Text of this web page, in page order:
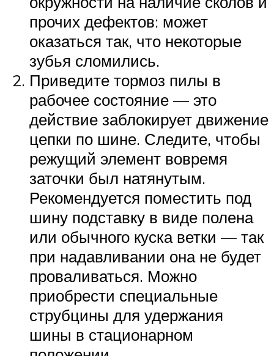
прочих дефектов: может
оказаться так, что некоторые
зубья сломились.
Приведите тормоз пилы в
рабочее состояние — это
действие заблокирует движение
цепки по шине. Следите, чтобы
режущий элемент вовремя
заточки был натянутым.
Рекомендуется поместить под
шину подставку в виде полена
или обычного куска ветки — так
при надавливании она не будет
проваливаться. Можно
приобрести специальные
струбцины для удержания
шины в стационарном